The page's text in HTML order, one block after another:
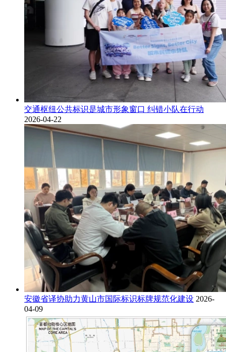
交通枢纽公共标识是城市形象窗口 纠错小队在行动
2026-04-22
安徽省译协助力黄山市国际标识标牌规范化建设 2026-
04-09